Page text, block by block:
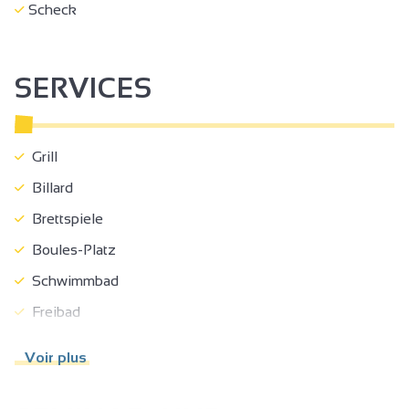
Scheck
SERVICES
Grill
Billard
Brettspiele
Boules-Platz
Schwimmbad
Freibad
Voir plus